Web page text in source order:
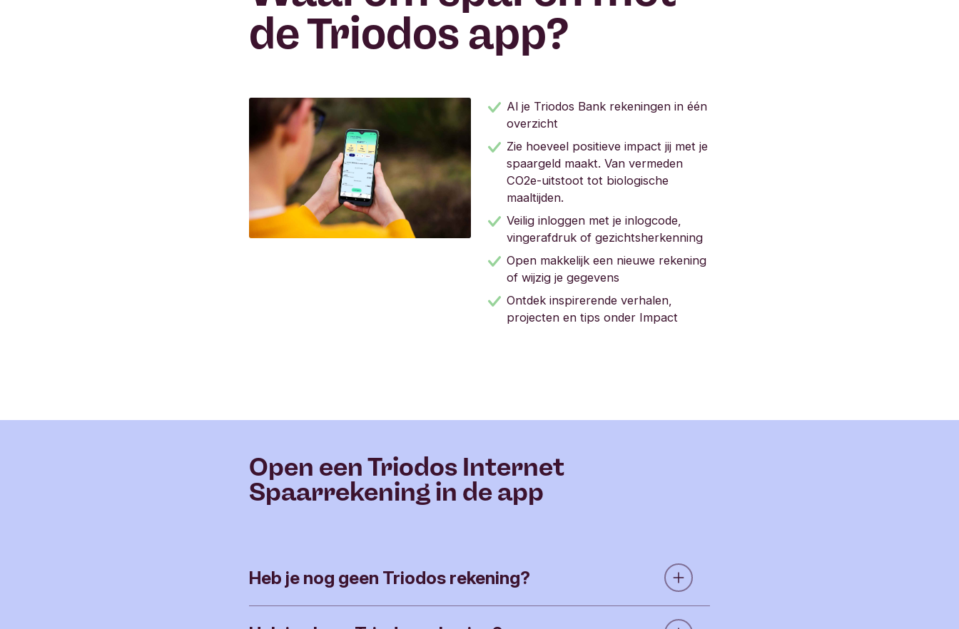
de Triodos app?
Al je Triodos Bank rekeningen in één
overzicht
Zie hoeveel positieve impact jij met je
spaargeld maakt. Van vermeden
CO2e-uitstoot tot biologische
maaltijden.
Veilig inloggen met je inlogcode,
vingerafdruk of gezichtsherkenning
Open makkelijk een nieuwe rekening
of wijzig je gegevens
Ontdek inspirerende verhalen,
projecten en tips onder Impact
Open een Triodos Internet
Spaarrekening in de app
Heb je nog geen Triodos rekening?